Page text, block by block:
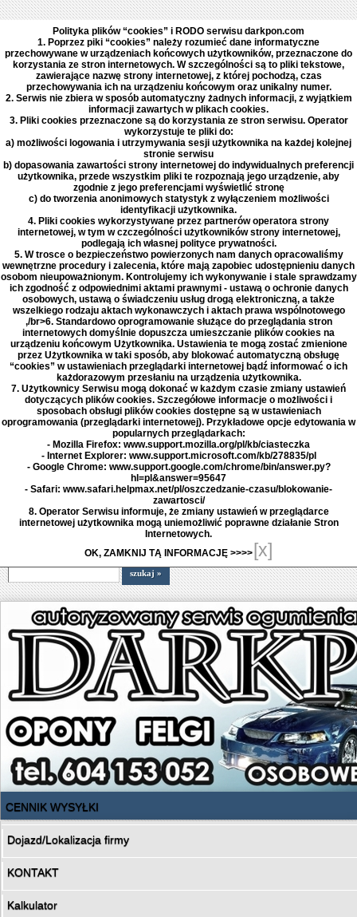
Polityka plików “cookies” i RODO serwisu darkpon.com
1. Poprzez piki “cookies” należy rozumieć dane informatyczne
przechowywane w urządzeniach końcowych użytkowników, przeznaczone do
korzystania ze stron internetowych. W szczególności są to pliki tekstowe,
zawierające nazwę strony internetowej, z której pochodzą, czas
przechowywania ich na urządzeniu końcowym oraz unikalny numer.
2. Serwis nie zbiera w sposób automatyczny żadnych informacji, z wyjątkiem
informacji zawartych w plikach cookies.
3. Pliki cookies przeznaczone są do korzystania ze stron serwisu. Operator
wykorzystuje te pliki do:
a) możliwości logowania i utrzymywania sesji użytkownika na każdej kolejnej
stronie serwisu
b) dopasowania zawartości strony internetowej do indywidualnych preferencji
użytkownika, przede wszystkim pliki te rozpoznają jego urządzenie, aby
zgodnie z jego preferencjami wyświetlić stronę
c) do tworzenia anonimowych statystyk z wyłączeniem możliwości
identyfikacji użytkownika.
4. Pliki cookies wykorzystywane przez partnerów operatora strony
internetowej, w tym w czczególności użytkowników strony internetowej,
podlegają ich własnej polityce prywatności.
5. W trosce o bezpieczeństwo powierzonych nam danych opracowaliśmy
wewnętrzne procedury i zalecenia, które mają zapobiec udostępnieniu danych
osobom nieupoważnionym. Kontrolujemy ich wykonywanie i stale sprawdzamy
ich zgodność z odpowiednimi aktami prawnymi - ustawą o ochronie danych
osobowych, ustawą o świadczeniu usług drogą elektroniczną, a także
wszelkiego rodzaju aktach wykonawczych i aktach prawa wspólnotowego
,/br>6. Standardowo oprogramowanie służące do przeglądania stron
internetowych domyślnie dopuszcza umieszczanie plików cookies na
urządzeniu końcowym Użytkownika. Ustawienia te mogą zostać zmienione
przez Użytkownika w taki sposób, aby blokować automatyczną obsługę
“cookies” w ustawieniach przeglądarki internetowej bądź informować o ich
każdorazowym przesłaniu na urządzenia użytkownika.
7. Użytkownicy Serwisu mogą dokonać w każdym czasie zmiany ustawień
dotyczących plików cookies. Szczegółowe informacje o możliwości i
sposobach obsługi plików cookies dostępne są w ustawieniach
oprogramowania (przeglądarki internetowej). Przykładowe opcje edytowania w
popularnych przeglądarkach:
- Mozilla Firefox: www.support.mozilla.org/pl/kb/ciasteczka
- Internet Explorer: www.support.microsoft.com/kb/278835/pl
- Google Chrome: www.support.google.com/chrome/bin/answer.py?
hl=pl&answer=95647
- Safari: www.safari.helpmax.net/pl/oszczedzanie-czasu/blokowanie-
zawartosci/
8. Operator Serwisu informuje, że zmiany ustawień w przeglądarce
internetowej użytkownika mogą uniemożliwić poprawne działanie Stron
Internetowych.
OK, ZAMKNIJ TĄ INFORMACJĘ >>>>[x]
CENNIK WYSYŁKI
Dojazd/Lokalizacja firmy
KONTAKT
Kalkulator